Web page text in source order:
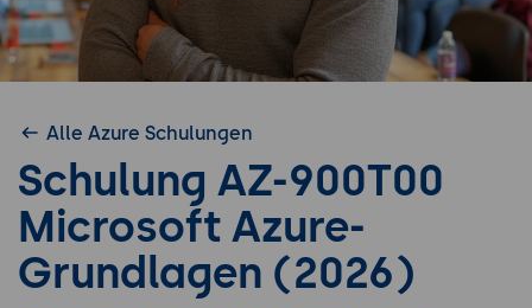
Alle Azure Schulungen
Schulung AZ-900T00
Microsoft Azure-
Grundlagen (2026)